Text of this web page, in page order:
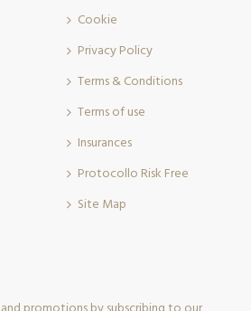
Cookie
Privacy Policy
Terms & Conditions
Terms of use
Insurances
Protocollo Risk Free
Site Map